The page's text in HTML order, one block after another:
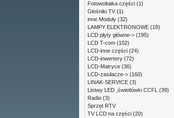
Fotowoltaika części (1)
Głośniki TV (1)
inne Moduły (32)
LAMPY ELEKTRONOWE (18)
LCD płyty główne-> (195)
LCD T-com (102)
LCD-inne części (24)
LCD-inwertery (72)
LCD-Matryce (36)
LCD-zasilacze-> (160)
LINAK-SERVICE (3)
Listwy LED ,świetlówki CCFL
(39)
Radio (3)
Sprzęt RTV
TV LCD na części (20)